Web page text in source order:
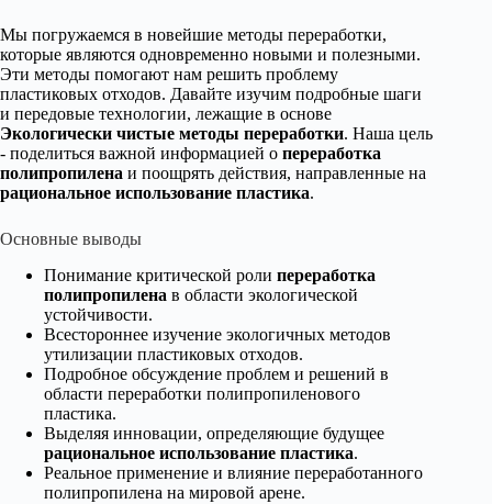
Мы погружаемся в новейшие методы переработки,
которые являются одновременно новыми и полезными.
Эти методы помогают нам решить проблему
пластиковых отходов. Давайте изучим подробные шаги
и передовые технологии, лежащие в основе
Экологически чистые методы переработки. Наша цель
- поделиться важной информацией о переработка
полипропилена и поощрять действия, направленные на
рациональное использование пластика.
Основные выводы
Понимание критической роли переработка
полипропилена в области экологической
устойчивости.
Всестороннее изучение экологичных методов
утилизации пластиковых отходов.
Подробное обсуждение проблем и решений в
области переработки полипропиленового
пластика.
Выделяя инновации, определяющие будущее
рациональное использование пластика.
Реальное применение и влияние переработанного
полипропилена на мировой арене.